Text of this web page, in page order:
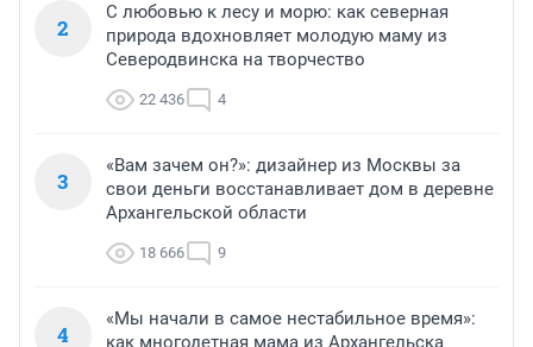
2
С любовью к лесу и морю: как северная
природа вдохновляет молодую маму из
Северодвинска на творчество
22 436 4
3
«Вам зачем он?»: дизайнер из Москвы за
свои деньги восстанавливает дом в деревне
Архангельской области
18 666 9
4
«Мы начали в самое нестабильное время»:
как многодетная мама из Архангельска